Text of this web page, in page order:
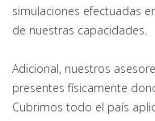
simulaciones efectuadas
de nuestras capacidades.
Adicional, nuestros
presentes físicamente
Cubrimos todo el país